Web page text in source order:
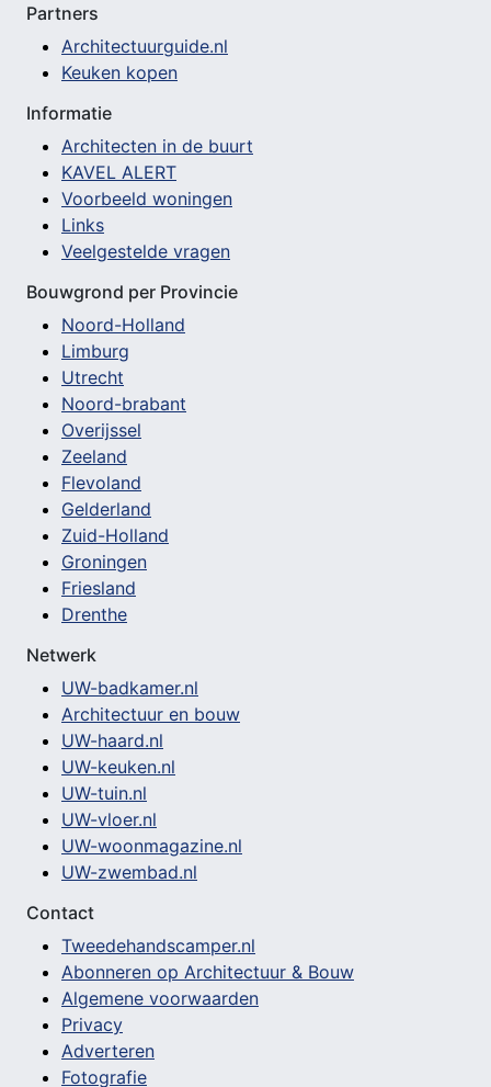
Partners
Architectuurguide.nl
Keuken kopen
Informatie
Architecten in de buurt
KAVEL ALERT
Voorbeeld woningen
Links
Veelgestelde vragen
Bouwgrond per Provincie
Noord-Holland
Limburg
Utrecht
Noord-brabant
Overijssel
Zeeland
Flevoland
Gelderland
Zuid-Holland
Groningen
Friesland
Drenthe
Netwerk
UW-badkamer.nl
Architectuur en bouw
UW-haard.nl
UW-keuken.nl
UW-tuin.nl
UW-vloer.nl
UW-woonmagazine.nl
UW-zwembad.nl
Contact
Tweedehandscamper.nl
Abonneren op Architectuur & Bouw
Algemene voorwaarden
Privacy
Adverteren
Fotografie